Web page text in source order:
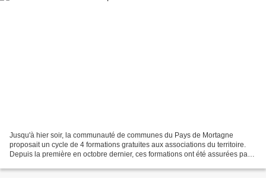
Jusqu'à hier soir, la communauté de communes du Pays de Mortagne
proposait un cycle de 4 formations gratuites aux associations du territoire.
Depuis la première en octobre dernier, ces formations ont été assurées par